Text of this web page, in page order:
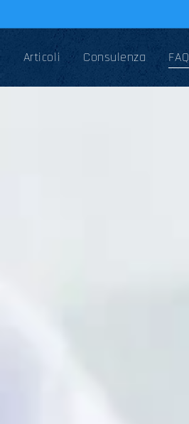
Articoli Consulenza FAQ